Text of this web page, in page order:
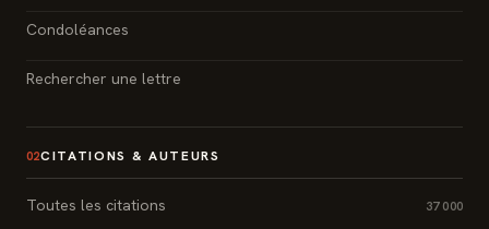
Condoléances
Rechercher une lettre
02CITATIONS & AUTEURS
Toutes les citations 37 000